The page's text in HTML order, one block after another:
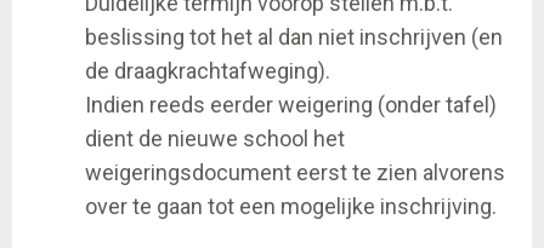
beslissing tot het al dan niet inschrijven (en
de draagkrachtafweging).
Indien reeds eerder weigering (onder tafel)
dient de nieuwe school het
weigeringsdocument eerst te zien alvorens
over te gaan tot een mogelijke inschrijving.